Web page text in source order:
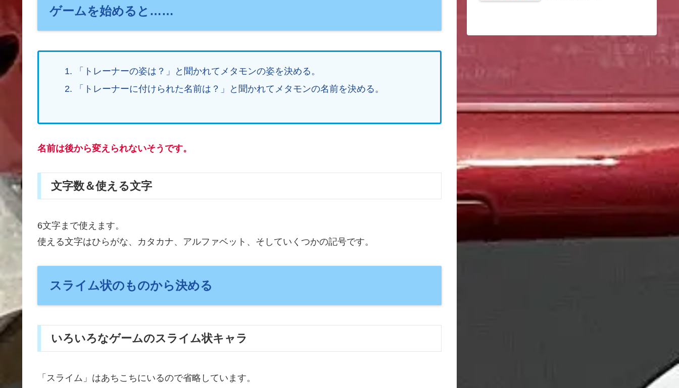
ゲームを始めると……
「トレーナーの姿は？」と聞かれてメタモンの姿を決める。
「トレーナーに付けられた名前は？」と聞かれてメタモンの名前を決める。
名前は後から変えられないそうです。
文字数＆使える文字
6文字まで使えます。
使える文字はひらがな、カタカナ、アルファベット、そしていくつかの記号です。
スライム状のものから決める
いろいろなゲームのスライム状キャラ
「スライム」はあちこちにいるので省略しています。